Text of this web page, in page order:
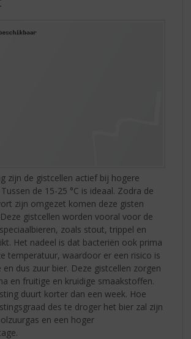
zijn de gistcellen actief bij hogere
de 15-25 °C is ideaal. Zodra de
zijn omgezet komen deze gisten
gistcellen worden vooral voor de
zoals stout, trippel en
Het nadeel is dat bacteriën ook prima
temperatuur, waardoor er een risico is
dus zuur bier. Deze gistcellen zorgen
en fruitige en kruidige smaakstoffen.
duurt korter dan een week. Hoe
des te droger het bier zal zijn
en een hoger